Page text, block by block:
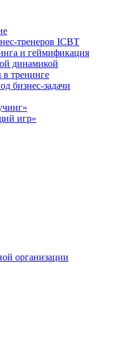
тренеров ICBT
и геймификация
динамикой
тренинге
бизнес-задачи
игр»
организации